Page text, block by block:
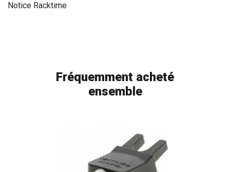
Notice Racktime
Fréquemment acheté
ensemble